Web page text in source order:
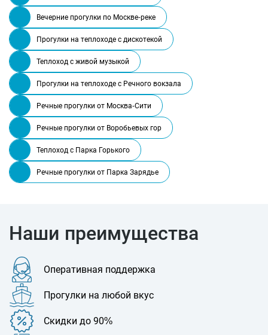
Вечерние прогулки по Москве-реке
Прогулки на теплоходе с дискотекой
Теплоход с живой музыкой
Прогулки на теплоходе с Речного вокзала
Речные прогулки от Москва-Сити
Речные прогулки от Воробьевых гор
Теплоход с Парка Горького
Речные прогулки от Парка Зарядье
Наши преимущества
Оперативная поддержка
Прогулки на любой вкус
Скидки до 90%